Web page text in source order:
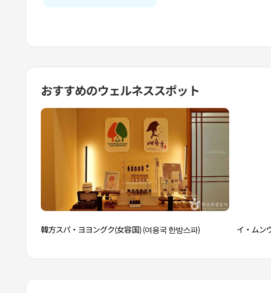
おすすめのウェルネススポット
韓方スパ・ヨヨングク(女容国) (여용국 한방스파) イ・ムン